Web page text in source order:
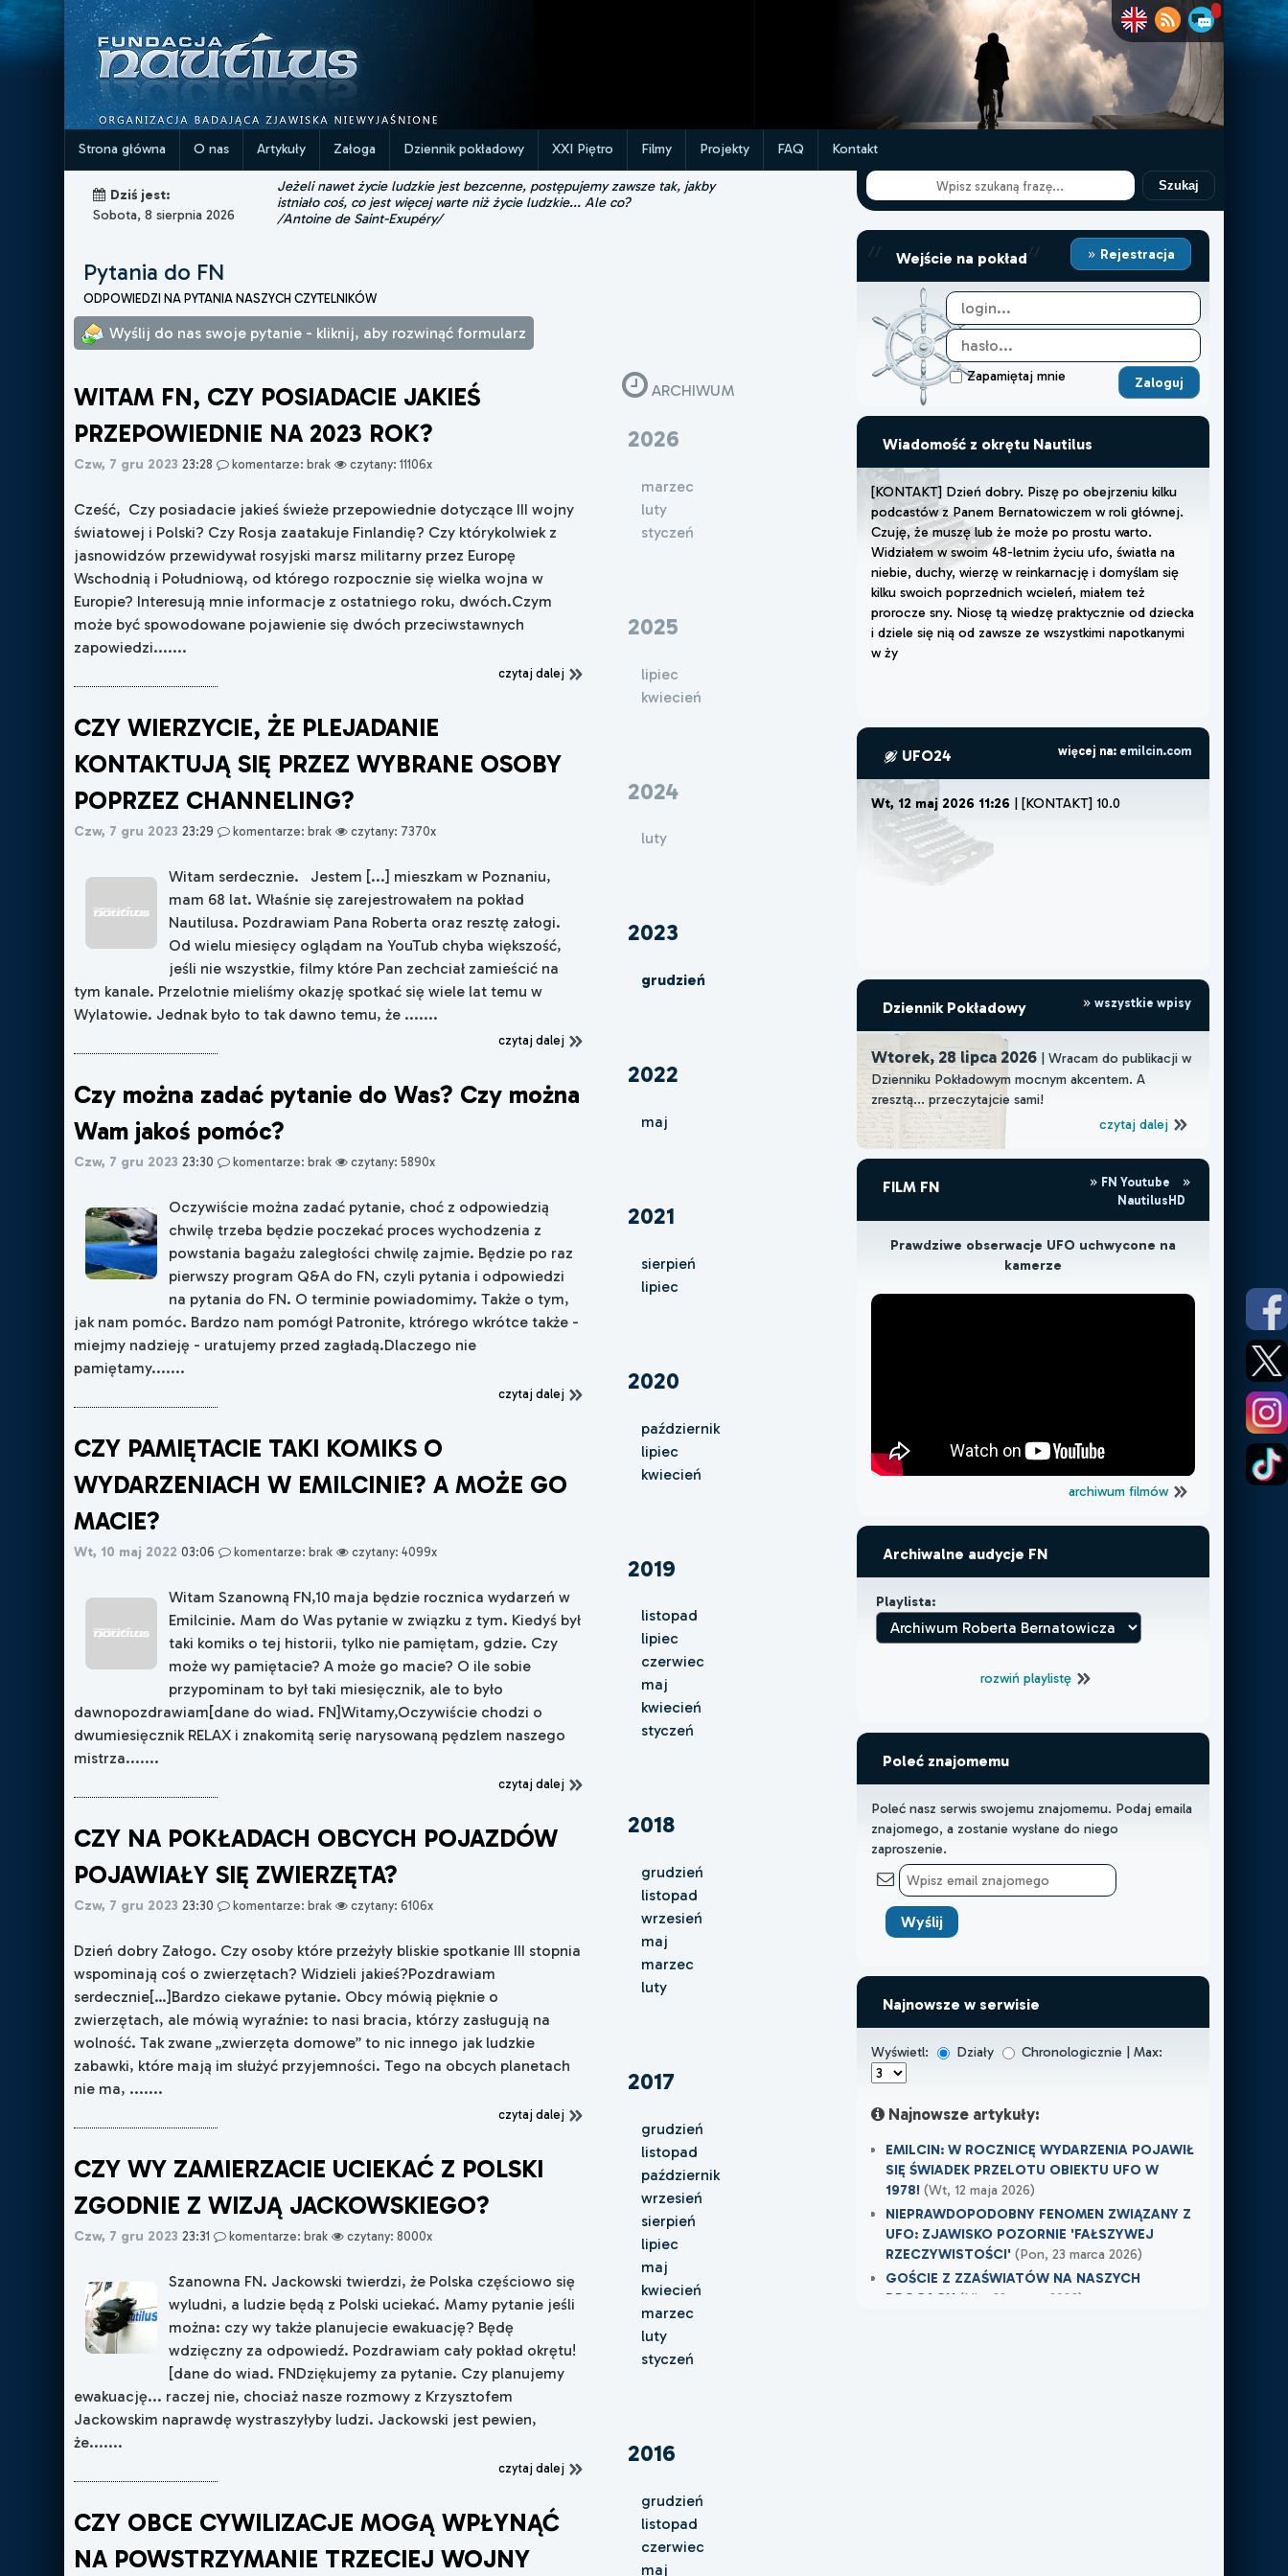
Strona główna O nas Artykuły Załoga Dziennik pokładowy XXI Piętro Filmy Projekty FAQ Kontakt
Dziś jest:
Sobota, 8 sierpnia 2026
Jeżeli nawet życie ludzkie jest bezcenne, postępujemy zawsze tak, jakby
istniało coś, co jest więcej warte niż życie ludzkie... Ale co?
/Antoine de Saint-Exupéry/
Pytania do FN
ODPOWIEDZI NA PYTANIA NASZYCH CZYTELNIKÓW
Wyślij do nas swoje pytanie - kliknij, aby rozwinąć formularz
WITAM FN, CZY POSIADACIE JAKIEŚ
PRZEPOWIEDNIE NA 2023 ROK?
Czw, 7 gru 2023 23:28 komentarze: brak czytany: 11106x
Cześć, Czy posiadacie jakieś świeże przepowiednie dotyczące III wojny
światowej i Polski? Czy Rosja zaatakuje Finlandię? Czy którykolwiek z
jasnowidzów przewidywał rosyjski marsz militarny przez Europę
Wschodnią i Południową, od którego rozpocznie się wielka wojna w
Europie? Interesują mnie informacje z ostatniego roku, dwóch.Czym
może być spowodowane pojawienie się dwóch przeciwstawnych
zapowiedzi.......
czytaj dalej
CZY WIERZYCIE, ŻE PLEJADANIE
KONTAKTUJĄ SIĘ PRZEZ WYBRANE OSOBY
POPRZEZ CHANNELING?
Czw, 7 gru 2023 23:29 komentarze: brak czytany: 7370x
Witam serdecznie. Jestem [...] mieszkam w Poznaniu,
mam 68 lat. Właśnie się zarejestrowałem na pokład
Nautilusa. Pozdrawiam Pana Roberta oraz resztę załogi.
Od wielu miesięcy oglądam na YouTub chyba większość,
jeśli nie wszystkie, filmy które Pan zechciał zamieścić na
tym kanale. Przelotnie mieliśmy okazję spotkać się wiele lat temu w
Wylatowie. Jednak było to tak dawno temu, że .......
czytaj dalej
Czy można zadać pytanie do Was? Czy można
Wam jakoś pomóc?
Czw, 7 gru 2023 23:30 komentarze: brak czytany: 5890x
Oczywiście można zadać pytanie, choć z odpowiedzią
chwilę trzeba będzie poczekać proces wychodzenia z
powstania bagażu zaległości chwilę zajmie. Będzie po raz
pierwszy program Q&A do FN, czyli pytania i odpowiedzi
na pytania do FN. O terminie powiadomimy. Także o tym,
jak nam pomóc. Bardzo nam pomógł Patronite, ktrórego wkrótce także -
miejmy nadzieję - uratujemy przed zagładą.Dlaczego nie
pamiętamy.......
czytaj dalej
CZY PAMIĘTACIE TAKI KOMIKS O
WYDARZENIACH W EMILCINIE? A MOŻE GO
MACIE?
Wt, 10 maj 2022 03:06 komentarze: brak czytany: 4099x
Witam Szanowną FN,10 maja będzie rocznica wydarzeń w
Emilcinie. Mam do Was pytanie w związku z tym. Kiedyś był
taki komiks o tej historii, tylko nie pamiętam, gdzie. Czy
może wy pamiętacie? A może go macie? O ile sobie
przypominam to był taki miesięcznik, ale to było
dawnopozdrawiam[dane do wiad. FN]Witamy,Oczywiście chodzi o
dwumiesięcznik RELAX i znakomitą serię narysowaną pędzlem naszego
mistrza.......
czytaj dalej
CZY NA POKŁADACH OBCYCH POJAZDÓW
POJAWIAŁY SIĘ ZWIERZĘTA?
Czw, 7 gru 2023 23:30 komentarze: brak czytany: 6106x
Dzień dobry Załogo. Czy osoby które przeżyły bliskie spotkanie III stopnia
wspominają coś o zwierzętach? Widzieli jakieś?Pozdrawiam
serdecznie[…]Bardzo ciekawe pytanie. Obcy mówią pięknie o
zwierzętach, ale mówią wyraźnie: to nasi bracia, którzy zasługują na
wolność. Tak zwane „zwierzęta domowe” to nic innego jak ludzkie
zabawki, które mają im służyć przyjemności. Tego na obcych planetach
nie ma, .......
czytaj dalej
CZY WY ZAMIERZACIE UCIEKAĆ Z POLSKI
ZGODNIE Z WIZJĄ JACKOWSKIEGO?
Czw, 7 gru 2023 23:31 komentarze: brak czytany: 8000x
Szanowna FN. Jackowski twierdzi, że Polska częściowo się
wyludni, a ludzie będą z Polski uciekać. Mamy pytanie jeśli
można: czy wy także planujecie ewakuację? Będę
wdzięczny za odpowiedź. Pozdrawiam cały pokład okrętu!
[dane do wiad. FNDziękujemy za pytanie. Czy planujemy
ewakuację... raczej nie, chociaż nasze rozmowy z Krzysztofem
Jackowskim naprawdę wystraszyłyby ludzi. Jackowski jest pewien,
że.......
czytaj dalej
CZY OBCE CYWILIZACJE MOGĄ WPŁYNĄĆ
NA POWSTRZYMANIE TRZECIEJ WOJNY
ARCHIWUM
2026
marzec
luty
styczeń
2025
lipiec
kwiecień
2024
luty
2023
grudzień
2022
maj
2021
sierpień
lipiec
2020
październik
lipiec
kwiecień
2019
listopad
lipiec
czerwiec
maj
kwiecień
styczeń
2018
grudzień
listopad
wrzesień
maj
marzec
luty
2017
grudzień
listopad
październik
wrzesień
sierpień
lipiec
maj
kwiecień
marzec
luty
styczeń
2016
grudzień
listopad
czerwiec
maj
Szukaj
// Wejście na pokład// Rejestracja
Zapamiętaj mnie
Wiadomość z okrętu Nautilus
[KONTAKT] Dzień dobry. Piszę po obejrzeniu kilku
podcastów z Panem Bernatowiczem w roli głównej.
Czuję, że muszę lub że może po prostu warto.
Widziałem w swoim 48-letnim życiu ufo, światła na
niebie, duchy, wierzę w reinkarnację i domyślam się
kilku swoich poprzednich wcieleń, miałem też
prorocze sny. Niosę tą wiedzę praktycznie od dziecka
i dziele się nią od zawsze ze wszystkimi napotkanymi
w życ
UFO24 więcej na: emilcin.com
Wt, 12 maj 2026 11:26 | [KONTAKT] 10.0
Dziennik Pokładowy wszystkie wpisy
Wtorek, 28 lipca 2026| Wracam do publikacji w
Dzienniku Pokładowym mocnym akcentem. A
zresztą... przeczytajcie sami!
czytaj dalej
FILM FN
FN Youtube
NautilusHD
Prawdziwe obserwacje UFO uchwycone na
kamerze
archiwum filmów
Archiwalne audycje FN
Playlista:
rozwiń playlistę
Poleć znajomemu
Poleć nasz serwis swojemu znajomemu. Podaj emaila
znajomego, a zostanie wysłane do niego
zaproszenie.
Najnowsze w serwisie
Wyświetl: Działy Chronologicznie | Max:
Najnowsze artykuły:
EMILCIN: W ROCZNICĘ WYDARZENIA POJAWIŁ
SIĘ ŚWIADEK PRZELOTU OBIEKTU UFO W
1978!(Wt, 12 maja 2026)
NIEPRAWDOPODOBNY FENOMEN ZWIĄZANY Z
UFO: ZJAWISKO POZORNIE 'FAŁSZYWEJ
RZECZYWISTOŚCI'(Pon, 23 marca 2026)
GOŚCIE Z ZZAŚWIATÓW NA NASZYCH
DROGACH (Nie, 22 marca 2026)